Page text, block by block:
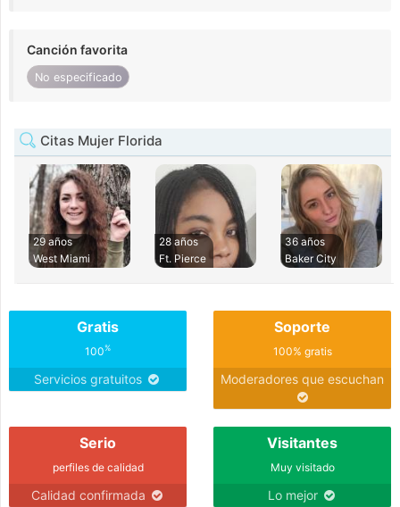
Canción favorita
No especificado
Citas Mujer Florida
29 años
West Miami
28 años
Ft. Pierce
36 años
Baker City
Gratis
100%
Servicios gratuitos
Soporte
100% gratis
Moderadores que escuchan
Serio
perfiles de calidad
Calidad confirmada
Visitantes
Muy visitado
Lo mejor